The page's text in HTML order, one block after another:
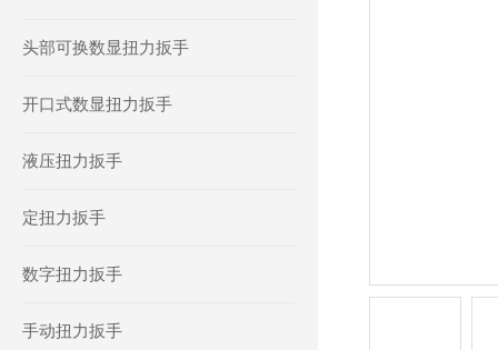
头部可换数显扭力扳手
开口式数显扭力扳手
液压扭力扳手
定扭力扳手
数字扭力扳手
手动扭力扳手